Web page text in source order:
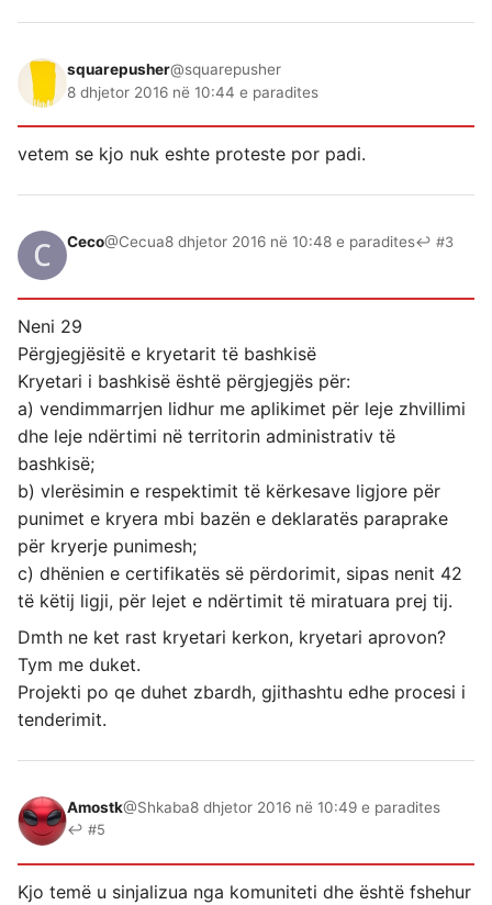
squarepusher@squarepusher
8 dhjetor 2016 në 10:44 e paradites
vetem se kjo nuk eshte proteste por padi.
Ceco@Cecua8 dhjetor 2016 në 10:48 e paradites↩ #3
Neni 29
Përgjegjësitë e kryetarit të bashkisë
Kryetari i bashkisë është përgjegjës për:
a) vendimmarrjen lidhur me aplikimet për leje zhvillimi
dhe leje ndërtimi në territorin administrativ të
bashkisë;
b) vlerësimin e respektimit të kërkesave ligjore për
punimet e kryera mbi bazën e deklaratës paraprake
për kryerje punimesh;
c) dhënien e certifikatës së përdorimit, sipas nenit 42
të këtij ligji, për lejet e ndërtimit të miratuara prej tij.
Dmth ne ket rast kryetari kerkon, kryetari aprovon?
Tym me duket.
Projekti po qe duhet zbardh, gjithashtu edhe procesi i
tenderimit.
Amostk@Shkaba8 dhjetor 2016 në 10:49 e paradites
↩ #5
Kjo temë u sinjalizua nga komuniteti dhe është fshehur